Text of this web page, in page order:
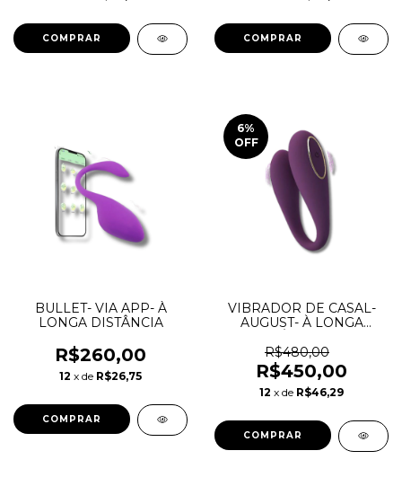
BULLET- VIA APP- À
LONGA DISTÂNCIA
R$260,00
12 x de R$26,75
COMPRAR
6%
OFF
VIBRADOR DE CASAL-
AUGUST- À LONGA
R$480,00
R$450,00
12 x de R$46,29